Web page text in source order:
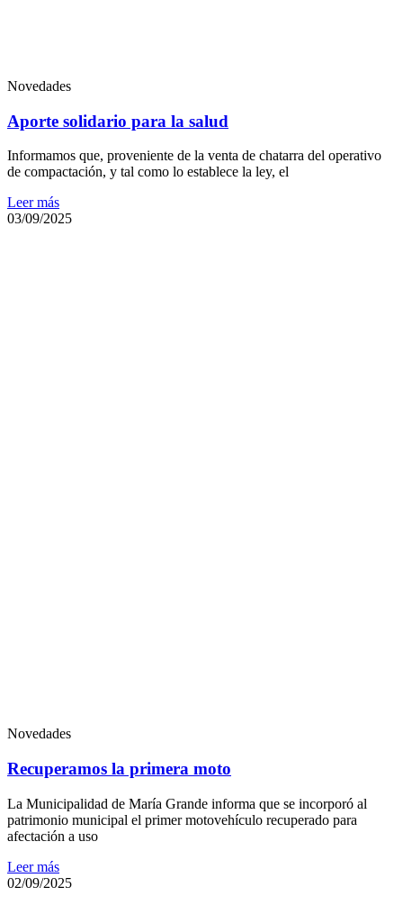
Novedades
Aporte solidario para la salud
Informamos que, proveniente de la venta de chatarra del operativo
de compactación, y tal como lo establece la ley, el
Leer más
03/09/2025
Novedades
Recuperamos la primera moto
La Municipalidad de María Grande informa que se incorporó al
patrimonio municipal el primer motovehículo recuperado para
afectación a uso
Leer más
02/09/2025